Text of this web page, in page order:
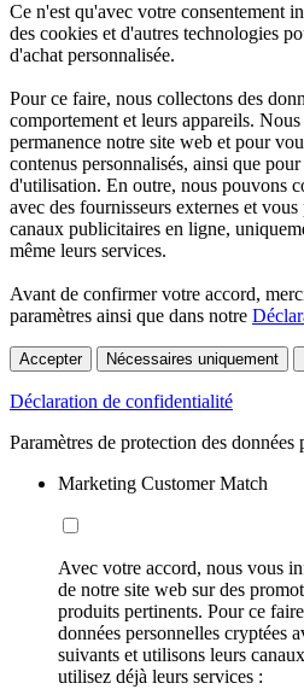
Ce n'est qu'avec votre consentement
des cookies et d'autres technologies
d'achat personnalisée.
Pour ce faire, nous collectons des
comportement et leurs appareils.
permanence notre site web et pour
contenus personnalisés, ainsi que
d'utilisation. En outre, nous pouvons
avec des fournisseurs externes et
canaux publicitaires en ligne,
même leurs services.
Avant de confirmer votre accord,
paramètres ainsi que dans notre
Accepter Nécessaires uniquement
Déclaration de confidentialité
Paramètres de protection des données
Marketing Customer Match
Avec votre accord, nous vous
de notre site web sur des
produits pertinents. Pour ce
données personnelles cryptées
suivants et utilisons leurs
utilisez déjà leurs services :